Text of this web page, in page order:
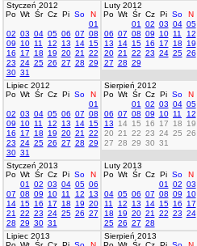
Styczeń 2012
Po Wt Śr Cz Pi So
N
01
02 03 04 05 06 07 08
09
10 11 12 13 14 15
16
17 18 19 20 21
22
23 24 25 26 27 28 29
30 31
Luty 2012
Po Wt Śr Cz Pi So
N
01
02 03 04 05
06 07 08 09 10 11
12
13
14 15 16 17 18
19
20 21 22 23 24 25 26
27 28 29
Lipiec 2012
Po Wt Śr Cz Pi So
N
01
02 03 04 05 06 07 08
09
10 11 12 13 14 15
16
17 18 19 20 21
22
23 24 25 26 27 28 29
30 31
Sierpień 2012
Po Wt Śr Cz Pi So
N
01
02 03 04 05
06 07 08 09 10 11
12
13
14 15 16 17 18
19
20 21 22 23 24 25 26
27 28 29 30 31
Styczeń 2013
Po Wt Śr Cz Pi So
N
01
02 03 04 05 06
07 08 09 10 11 12
13
14 15 16 17 18 19 20
21
22 23 24 25 26 27
28 29 30 31
Luty 2013
Po Wt Śr Cz Pi So
N
01
02 03
04 05 06 07 08 09
10
11
12 13 14 15 16
17
18
19 20 21 22 23 24
25 26 27 28
Lipiec 2013
Sierpień 2013